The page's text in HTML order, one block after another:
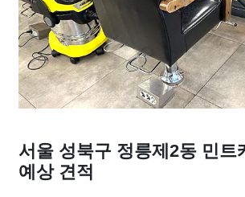
서울 성북구 정릉제2동 민트
예상 견적